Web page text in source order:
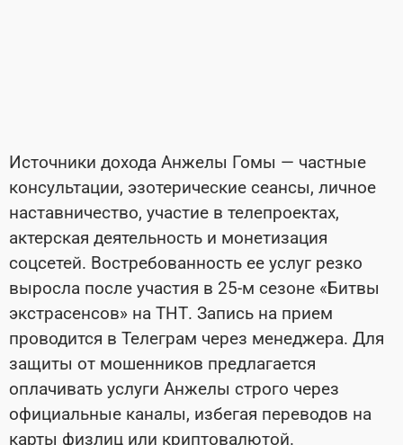
Источники дохода Анжелы Гомы — частные
консультации, эзотерические сеансы, личное
наставничество, участие в телепроектах,
актерская деятельность и монетизация
соцсетей. Востребованность ее услуг резко
выросла после участия в 25-м сезоне «Битвы
экстрасенсов» на ТНТ. Запись на прием
проводится в Телеграм через менеджера. Для
защиты от мошенников предлагается
оплачивать услуги Анжелы строго через
официальные каналы, избегая переводов на
карты физлиц или криптовалютой.